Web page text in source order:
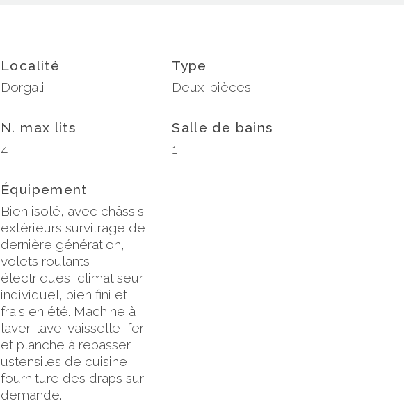
Localité
Dorgali
Type
Deux-pièces
N. max lits
4
Salle de bains
1
Équipement
Bien isolé, avec châssis
extérieurs survitrage de
dernière génération,
volets roulants
électriques, climatiseur
individuel, bien fini et
frais en été. Machine à
laver, lave-vaisselle, fer
et planche à repasser,
ustensiles de cuisine,
fourniture des draps sur
demande.